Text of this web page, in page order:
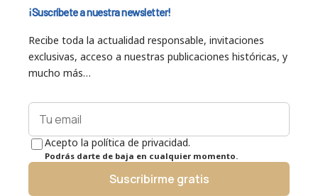
¡Suscríbete a nuestra newsletter!
Recibe toda la actualidad responsable, invitaciones
exclusivas, acceso a nuestras publicaciones históricas, y
mucho más…
Acepto la política de privacidad.
Podrás darte de baja en cualquier momento.
Suscribirme gratis